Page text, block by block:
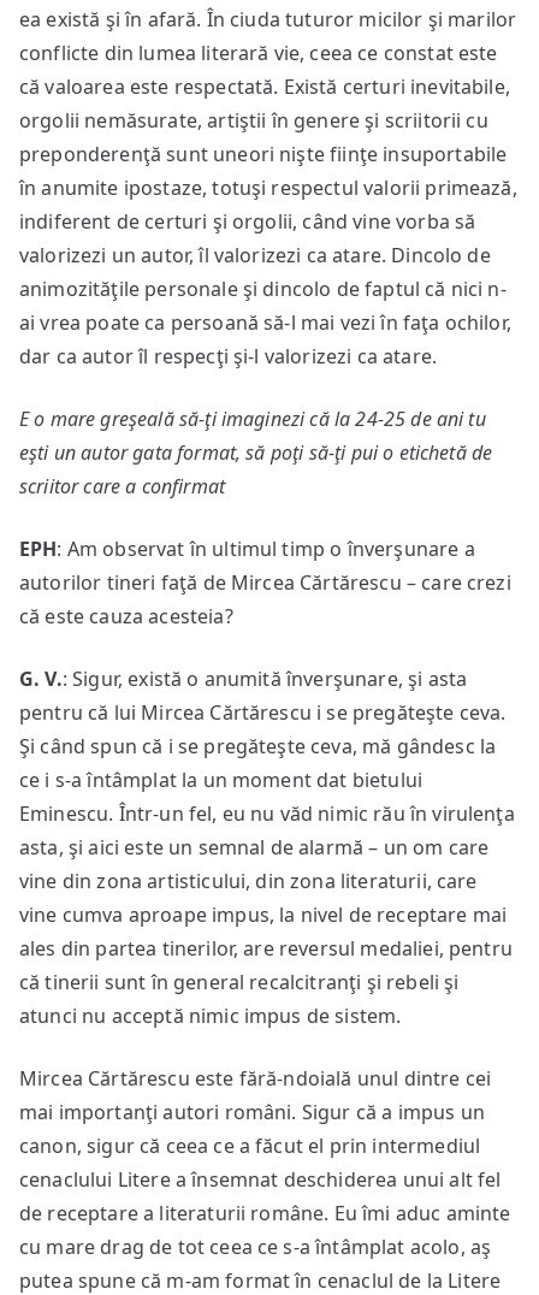
ea există şi în afară. În ciuda tuturor micilor şi marilor
conflicte din lumea literară vie, ceea ce constat este
că valoarea este respectată. Există certuri inevitabile,
orgolii nemăsurate, artiştii în genere şi scriitorii cu
preponderenţă sunt uneori nişte fiinţe insuportabile
în anumite ipostaze, totuşi respectul valorii primează,
indiferent de certuri şi orgolii, când vine vorba să
valorizezi un autor, îl valorizezi ca atare. Dincolo de
animozităţile personale şi dincolo de faptul că nici n-
ai vrea poate ca persoană să-l mai vezi în faţa ochilor,
dar ca autor îl respecţi şi-l valorizezi ca atare.
E o mare greşeală să-ţi imaginezi că la 24-25 de ani tu
eşti un autor gata format, să poţi să-ţi pui o etichetă de
scriitor care a confirmat
EPH: Am observat în ultimul timp o înverşunare a
autorilor tineri faţă de Mircea Cărtărescu – care crezi
că este cauza acesteia?
G. V.: Sigur, există o anumită înverşunare, şi asta
pentru că lui Mircea Cărtărescu i se pregăteşte ceva.
Şi când spun că i se pregăteşte ceva, mă gândesc la
ce i s-a întâmplat la un moment dat bietului
Eminescu. Într-un fel, eu nu văd nimic rău în virulenţa
asta, şi aici este un semnal de alarmă – un om care
vine din zona artisticului, din zona literaturii, care
vine cumva aproape impus, la nivel de receptare mai
ales din partea tinerilor, are reversul medaliei, pentru
că tinerii sunt în general recalcitranţi şi rebeli şi
atunci nu acceptă nimic impus de sistem.
Mircea Cărtărescu este fără-ndoială unul dintre cei
mai importanţi autori români. Sigur că a impus un
canon, sigur că ceea ce a făcut el prin intermediul
cenaclului Litere a însemnat deschiderea unui alt fel
de receptare a literaturii române. Eu îmi aduc aminte
cu mare drag de tot ceea ce s-a întâmplat acolo, aş
putea spune că m-am format în cenaclul de la Litere